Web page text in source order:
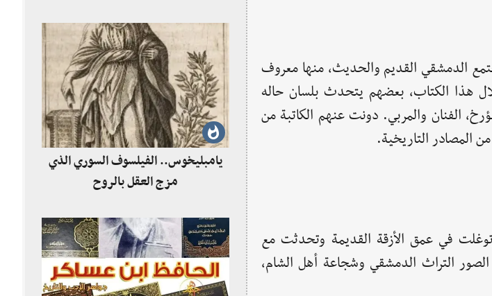
الدمشقي القديم والحديث، منها معروف
هذا الكتاب، بعضهم يتحدث بلسان حاله
الفنان والمربي. دونت عنهم الكاتبة من
المصادر التاريخية.
في عمق الأزقة القديمة وتحدثت مع
التراث الدمشقي وشجاعة أهل الشام،
يامبليخوس.. الفيلسوف السوري الذي
مزج العقل بالروح